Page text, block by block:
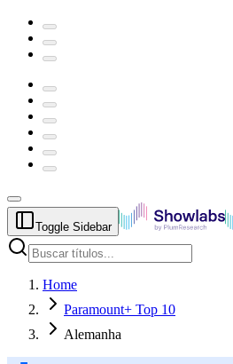
Toggle Sidebar
Home
Paramount+ Top 10
Alemanha